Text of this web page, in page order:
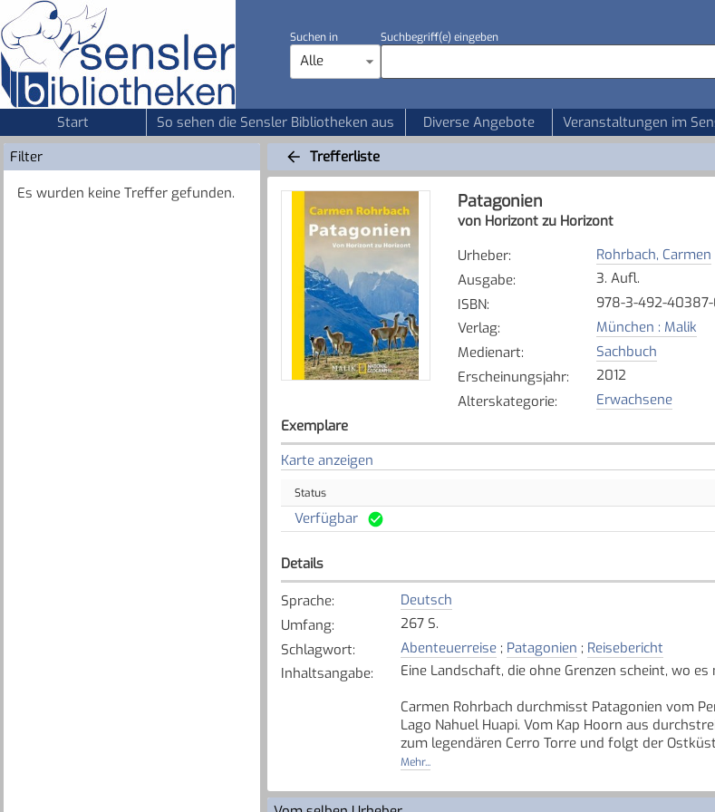
Suchen in
Alle
Suchbegriff(e) eingeben
Start So sehen die Sensler Bibliotheken aus Diverse Angebote Veranstaltungen im
Filter
Es wurden keine Treffer gefunden.
Trefferliste
Patagonien
von Horizont zu Horizont
Urheber:
Rohrbach, Carmen
Ausgabe:
3. Aufl.
ISBN:
978-3-492-
Verlag:
München : Malik
Medienart:
Sachbuch
Erscheinungsjahr:
2012
Alterskategorie: Erwachsene
Exemplare
Karte anzeigen
Status
Verfügbar
Details
Sprache:
Deutsch
Umfang:
267 S.
Schlagwort: Abenteuerreise; Patagonien ; Reisebericht
Inhaltsangabe:
Eine Landschaft, die ohne Grenzen scheint, wo
Carmen Rohrbach durchmisst Patagonien vom
Lago Nahuel Huapi. Vom Kap Hoorn aus
zum legendären Cerro Torre und folgt der
Es gelingt ihr auch, mit wortkargen Farmern und
Mehr...